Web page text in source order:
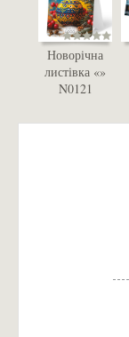
Новорічна
листівка «»
N0121